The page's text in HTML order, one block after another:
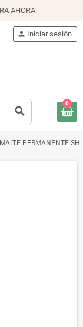
AHORA.
search
person Iniciar sesión
0
PERMANENTE